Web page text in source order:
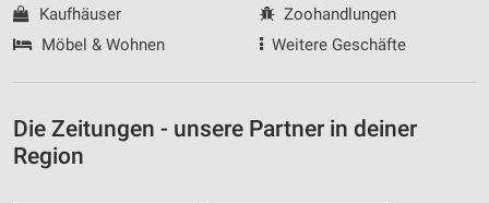
Kaufhäuser
Möbel & Wohnen
Zoohandlungen
Weitere Geschäfte
Die Zeitungen - unsere Partner in deiner
Region